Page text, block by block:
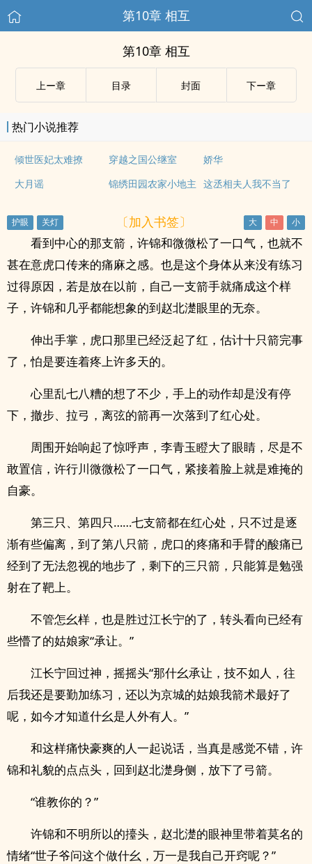
第10章 相互
第10章 相互
上ー章 目录 封面 下ー章
热门小说推荐
倾世医妃太难撩 穿越之国公继室
娇华
大月谣
锦绣田园农家小地主 这丞相夫人我不当了
〔加入书签〕
看到中心的那支箭，许锦和微微松了一口气，也就不
甚在意虎口传来的痛麻之感。也是这个身体从来没有练习
过得原因，若是放在以前，自己一支箭手就痛成这个样
子，许锦和几乎都能想象的到赵北濋眼里的无奈。
伸出手掌，虎口那里已经泛起了红，估计十只箭完事
了，怕是要连着疼上许多天的。
心里乱七八糟的想了不少，手上的动作却是没有停
下，撤步、拉弓，离弦的箭再一次落到了红心处。
周围开始响起了惊呼声，李青玉瞪大了眼睛，尽是不
敢置信，许行川微微松了一口气，紧接着脸上就是难掩的
自豪。
第三只、第四只……七支箭都在红心处，只不过是逐
渐有些偏离，到了第八只箭，虎口的疼痛和手臂的酸痛已
经到了无法忽视的地步了，剩下的三只箭，只能算是勉强
射在了靶上。
不管怎幺样，也是胜过江长宁的了，转头看向已经有
些懵了的姑娘家“承让。”
江长宁回过神，摇摇头“那什幺承让，技不如人，往
后我还是要勤加练习，还以为京城的姑娘我箭术最好了
呢，如今才知道什幺是人外有人。”
和这样痛快豪爽的人一起说话，当真是感觉不错，许
锦和礼貌的点点头，回到赵北濋身侧，放下了弓箭。
“谁教你的？”
许锦和不明所以的擡头，赵北濋的眼神里带着莫名的
情绪“世子爷问这个做什幺，万一是我自己开窍呢？”